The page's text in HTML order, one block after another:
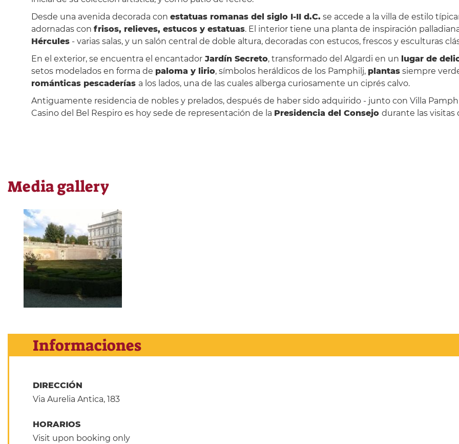
Desde una avenida decorada con estatuas romanas del siglo I-II d.C. se accede a la villa de estilo
adornadas con frisos, relieves, estucos y estatuas. El interior tiene una planta de inspiración
Hércules- varias salas, y un salón central de doble altura, decoradas con estucos, frescos y esculturas
En el exterior, se encuentra el encantadorJardín Secreto, transformado del Algardi en un lugar de
setos modelados en forma de paloma y lirio, símbolos heráldicos de los Pamphilj, plantassiempre
románticas pescaderías a los lados, una de las cuales alberga curiosamente un ciprés calvo.
Antiguamente residencia de nobles y prelados, después de haber sido adquirido - junto con Villa
Casino del Bel Respiro es hoy sede de representación de la Presidencia del Consejo durante las visitas
Media gallery
Informaciones
DIRECCIÓN
Via Aurelia Antica, 183
HORARIOS
Visit upon booking only